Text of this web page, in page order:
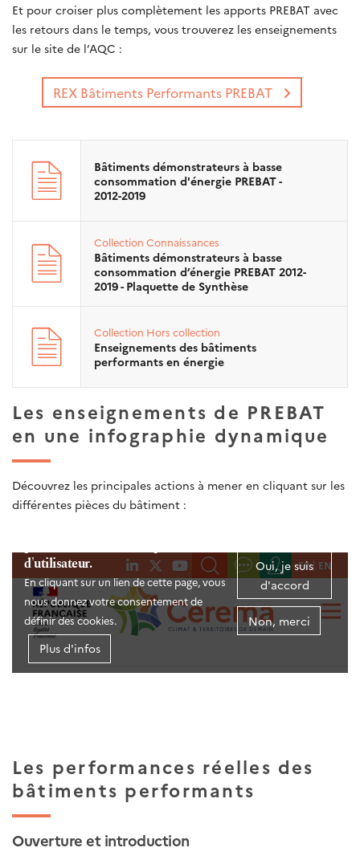
Et pour croiser plus complètement les apports PREBAT avec
les retours dans le temps, vous trouverez les enseignements
sur le site de l’AQC :
REX Bâtiments Performants PREBAT
Bâtiments démonstrateurs à basse
consommation d'énergie PREBAT -
2012-2019
Collection Connaissances
Bâtiments démonstrateurs à basse
consommation d’énergie PREBAT 2012-
2019 - Plaquette de Synthèse
Collection Hors collection
Enseignements des bâtiments
performants en énergie
Les enseignements de PREBAT
en une infographie dynamique
Découvrez les principales actions à mener en cliquant sur les
différentes pièces du bâtiment :
Les performances réelles des
bâtiments performants
Ouverture et introduction